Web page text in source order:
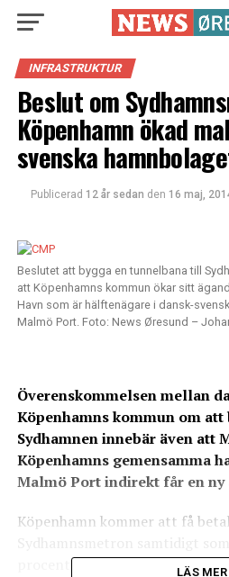
INFRASTRUKTUR
Beslut om
Köpenhamn ökad
svenska
Publicerad 12 år sedan den 16 maj,
Beslutet att bygga en tunnelbana till
att Köpenhamns kommun ökar sitt
Havn som är hälftenägare i dansk-
Malmö Port. Foto: News Øresund –
Överenskommelsen mellan
Köpenhamns kommun om
Sydhamnen innebär även att
Köpenhamns gemensamma
Malmö Port indirekt får en ny
Köpenhamn kommer att få
procent av aktierna i detLÄS MER